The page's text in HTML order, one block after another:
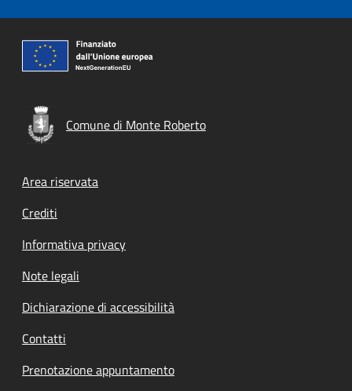
Comune di Monte Roberto
Footer menu
Area riservata
Crediti
Informativa privacy
Note legali
Dichiarazione di accessibilità
Contatti
Prenotazione appuntamento